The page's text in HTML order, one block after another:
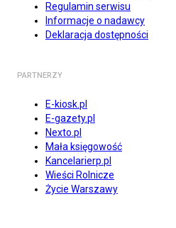
Regulamin serwisu
Informacje o nadawcy
Deklaracja dostępności
PARTNERZY
E-kiosk.pl
E-gazety.pl
Nexto.pl
Mała księgowość
Kancelarierp.pl
Wieści Rolnicze
Życie Warszawy